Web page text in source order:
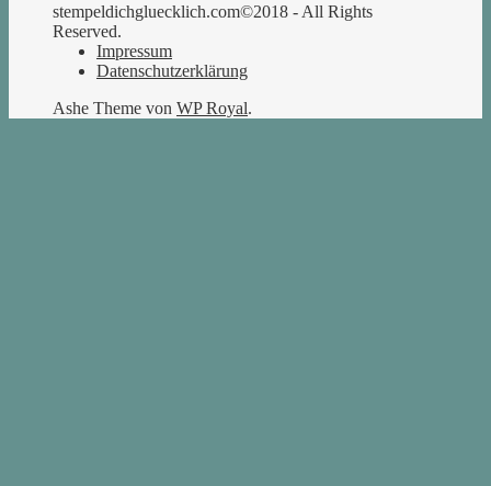
stempeldichgluecklich.com©2018 - All Rights
Reserved.
Impressum
Datenschutzerklärung
Ashe Theme von WP Royal.